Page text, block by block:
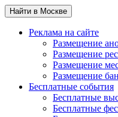
Найти в Москве
Реклама на сайте
Размещение
Размещение
Размещение
Размещение
Бесплатные события
Бесплатные
Бесплатные